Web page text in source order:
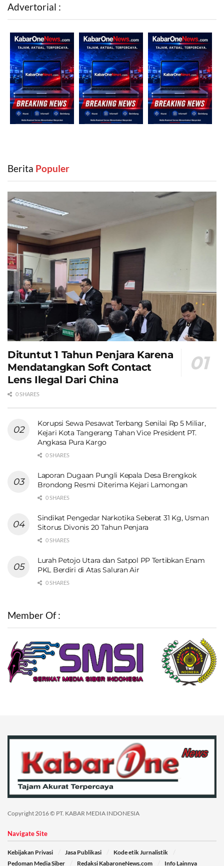
Advertorial :
Berita ‎ Populer
Dituntut 1 Tahun Penjara Karena
Mendatangkan Soft Contact
Lens Ilegal Dari China
0 SHARES
Korupsi Sewa Pesawat Terbang Senilai Rp 5 Miliar,
Kejari Kota Tangerang Tahan Vice President PT.
Angkasa Pura Kargo
0 SHARES
Laporan Dugaan Pungli Kepala Desa Brengkok
Brondong Resmi Diterima Kejari Lamongan
0 SHARES
Sindikat Pengedar Narkotika Seberat 31 Kg, Usman
Sitorus Divonis 20 Tahun Penjara
0 SHARES
Lurah Petojo Utara dan Satpol PP Tertibkan Enam
PKL Berdiri di Atas Saluran Air
0 SHARES
Member Of :
Copyright 2016 © PT. KABAR MEDIA INDONESIA
Navigate Site
Kebijakan Privasi Jasa Publikasi
Kode etik Jurnalistik
Pedoman Media Siber
Redaksi KabaroneNews.com Info Lainnya